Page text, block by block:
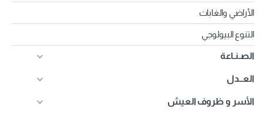
الأراضي والغابات
التنوع البيولوجي
الصـنـاعة
العــدل
الأسر و ظروف العيش